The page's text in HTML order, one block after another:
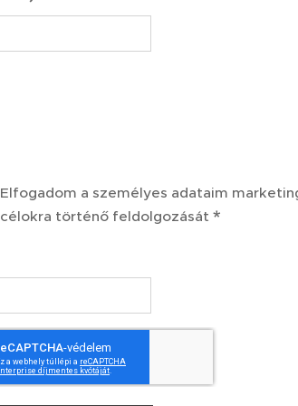
Elfogadom a személyes adataim
célokra történő feldolgozását